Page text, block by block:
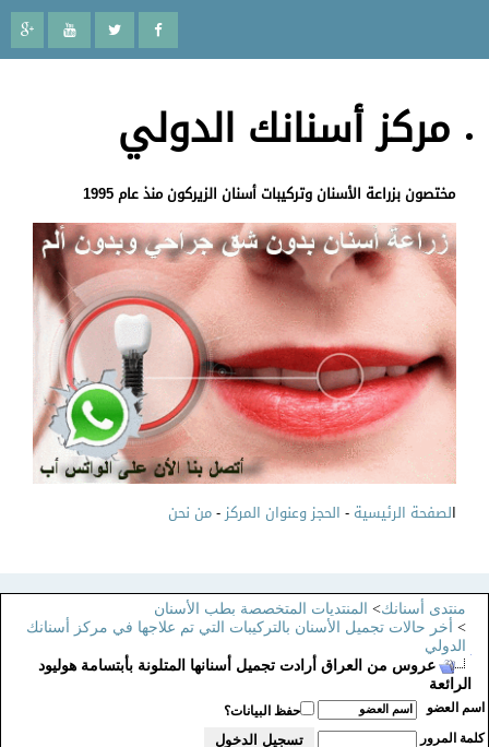
مركز أسنانك الدولي
مختصون بزراعة الأسنان وتركيبات أسنان الزيركون منذ عام 1995
لصفحة الرئيسية-الحجز وعنوان المركز-من نحن
منتدى أسنانك>المنتديات المتخصصة بطب الأسنان
>أخر حالات تجميل الأسنان بالتركيبات التي تم علاجها في مركز أسنانك
الدولي
عروس من العراق أرادت تجميل أسنانها المتلونة بأبتسامة هوليود
الرائعة
اسم العضو
حفظ البيانات؟
كلمة المرور